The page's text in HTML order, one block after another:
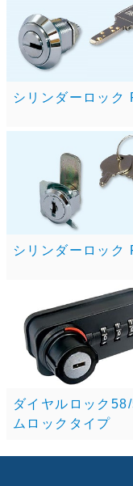
シリンダーロック
シリンダーロック
ダイヤルロック
ムロックタイプ